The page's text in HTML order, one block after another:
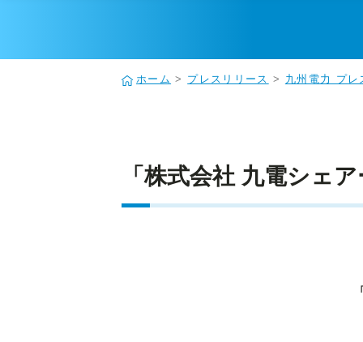
ホーム > プレスリリース > 九州電力 プレ
「株式会社 九電シェ